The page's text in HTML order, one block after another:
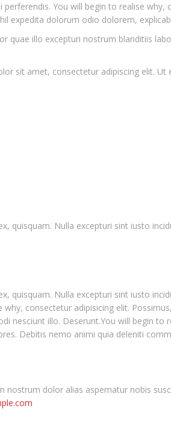
You will begin to realise
expedita dolorum odio dolorem,
quae illo excepturi nostrum blanditiis
sit amet, consectetur adipiscing elit.
quisquam. Nulla excepturi sint iusto
quisquam. Nulla excepturi sint iusto
consectetur adipisicing elit.
nesciunt illo. Deserunt.You will begin to
Debitis nemo animi quia deleniti
dolor alias aspernatur nobis